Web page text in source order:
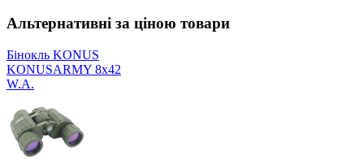
Альтернативні за ціною товари
Бінокль KONUS
KONUSARMY 8x42
W.A.